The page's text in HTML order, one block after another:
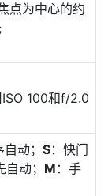
点为中心的约
100和f/2.0
动； S：快门
动； M ：手